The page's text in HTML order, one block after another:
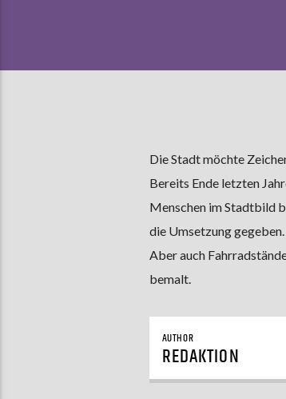
Die Stadt möchte
Bereits Ende letzten
Menschen im Stadtbild
die Umsetzung
Aber auch
bemalt.
AUTHOR
REDAKTION